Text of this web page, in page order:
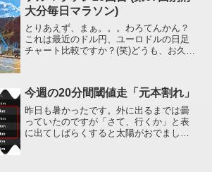
大分毎日マラソン)
とりあえず、まぁ。。。わろてんかん？
これは最近のドル円、ユーロドルの日足
チャート比較ですか？(笑)どうも、お久し
元気に生存しています。平日の昼間、ブ
ログを更新する時間...
今週の20分間閾値走「元本割れ」
昨日も暑かったです。外に出るまでは曇
っていたのですが「さて、行くか」と表
に出てしばらくすると太陽がおでまし